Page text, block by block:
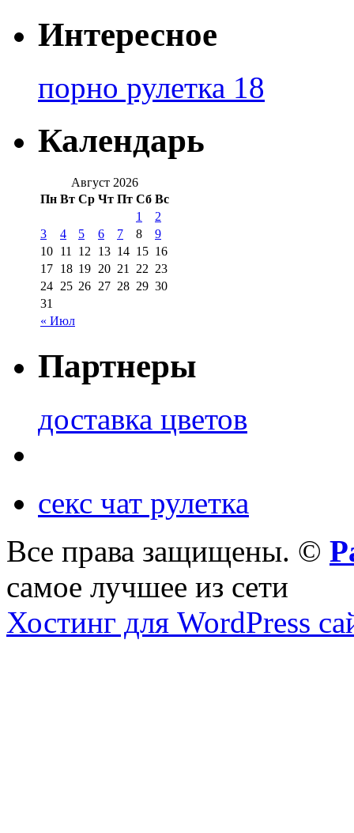
Интересное
порно рулетка 18
Календарь
Август 2026
Пн Вт Ср Чт Пт Сб Вс
« Июл
1
2
3
4 5 6 7 8
9
10 11 12 13 14 15 16
17 18 19 20 21 22 23
24 25 26 27 28 29 30
31
Партнеры
доставка цветов
секс чат рулетка
Все права защищены. ©
самое лучшее из сети
Хостинг для WordPress